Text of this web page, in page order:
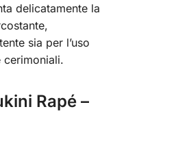
delicatamente la
sia per l’uso
Rapé –